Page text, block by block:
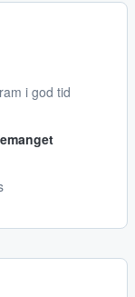
i god tid